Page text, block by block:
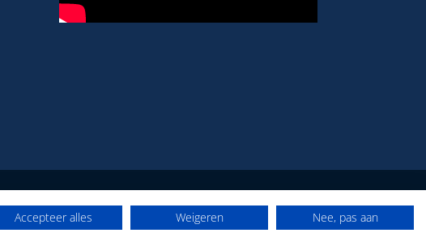
Accepteer alles Weigeren Nee, pas aan